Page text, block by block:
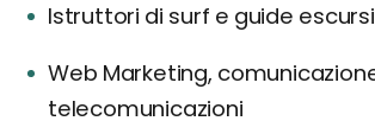
Istruttori di surf e guide
Web Marketing,
telecomunicazioni